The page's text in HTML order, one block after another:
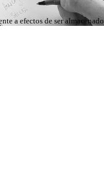
a efectos de ser